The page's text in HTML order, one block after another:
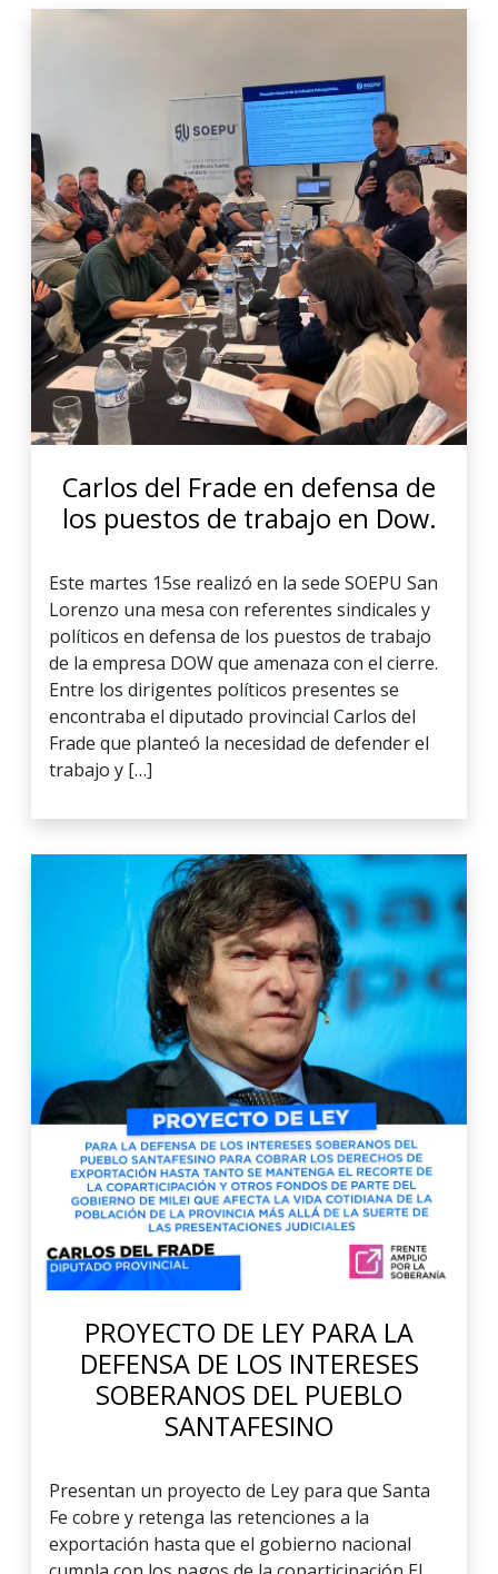
Carlos del Frade en defensa de
los puestos de trabajo en Dow.
Este martes 15se realizó en la sede SOEPU San
Lorenzo una mesa con referentes sindicales y
políticos en defensa de los puestos de trabajo
de la empresa DOW que amenaza con el cierre.
Entre los dirigentes políticos presentes se
encontraba el diputado provincial Carlos del
Frade que planteó la necesidad de defender el
trabajo y […]
PROYECTO DE LEY PARA LA
DEFENSA DE LOS INTERESES
SOBERANOS DEL PUEBLO
SANTAFESINO
Presentan un proyecto de Ley para que Santa
Fe cobre y retenga las retenciones a la
exportación hasta que el gobierno nacional